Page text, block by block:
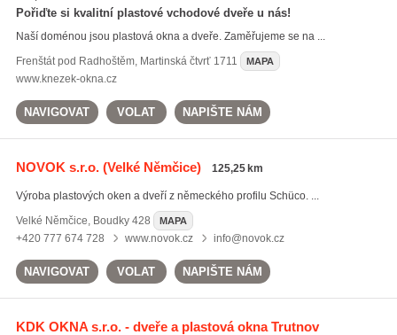
Pořiďte si kvalitní plastové vchodové dveře u nás!
Naší doménou jsou plastová okna a dveře. Zaměřujeme se na ...
Frenštát pod Radhoštěm, Martinská čtvrť 1711 MAPA
www.knezek-okna.cz
NAVIGOVAT VOLAT NAPIŠTE NÁM
NOVOK s.r.o.(Velké Němčice) 125,25 km
Výroba plastových oken a dveří z německého profilu Schüco. ...
Velké Němčice, Boudky 428 MAPA
+420 777 674 728 www.novok.cz info@novok.cz
NAVIGOVAT VOLAT NAPIŠTE NÁM
KDK OKNA s.r.o. - dveře a plastová okna Trutnov